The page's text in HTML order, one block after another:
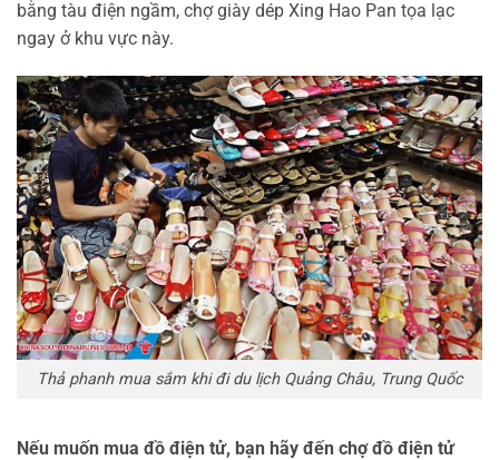
bằng tàu điện ngầm, chợ giày dép Xing Hao Pan tọa lạc
ngay ở khu vực này.
Thả phanh mua sắm khi đi du lịch Quảng Châu, Trung Quốc
Nếu muốn mua đồ điện tử, bạn hãy đến chợ đồ điện tử